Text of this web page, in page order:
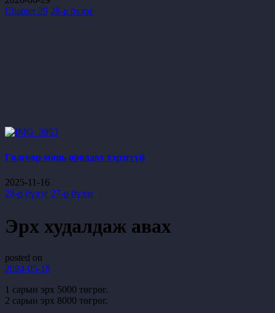
Chapter 29 28-р бүлэг
Гөлгөөр минь оролдох хэрэггүй
2025-11-16
28-р бүлэг 27-р бүлэг
Эрх худалдаж авах
posted on
2024-05-18
1 сарын эрх 5000 төгрөг.
2 сарын эрх 8000 төгрөг.